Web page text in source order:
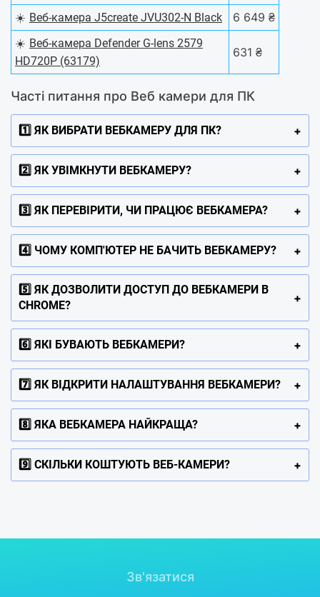
☀️ Веб-камера J5create JVU302-N Black
6 649 ₴
☀️ Веб-камера Defender G-lens 2579
HD720P (63179)
631 ₴
Чacті питaння пpo Веб камери для ПК
1️⃣ ЯК ВИБРАТИ ВЕБКАМЕРУ ДЛЯ ПК?
2️⃣ ЯК УВІМКНУТИ ВЕБКАМЕРУ?
3️⃣ ЯК ПЕРЕВІРИТИ, ЧИ ПРАЦЮЄ ВЕБКАМЕРА?
4️⃣ ЧОМУ КОМП'ЮТЕР НЕ БАЧИТЬ ВЕБКАМЕРУ?
5️⃣ ЯК ДОЗВОЛИТИ ДОСТУП ДО ВЕБКАМЕРИ В
CHROME?
6️⃣ ЯКІ БУВАЮТЬ ВЕБКАМЕРИ?
7️⃣ ЯК ВІДКРИТИ НАЛАШТУВАННЯ ВЕБКАМЕРИ?
8️⃣ ЯКА ВЕБКАМЕРА НАЙКРАЩА?
9️⃣ СКІЛЬКИ КОШТУЮТЬ ВЕБ-КАМЕРИ?
Зв'язатися